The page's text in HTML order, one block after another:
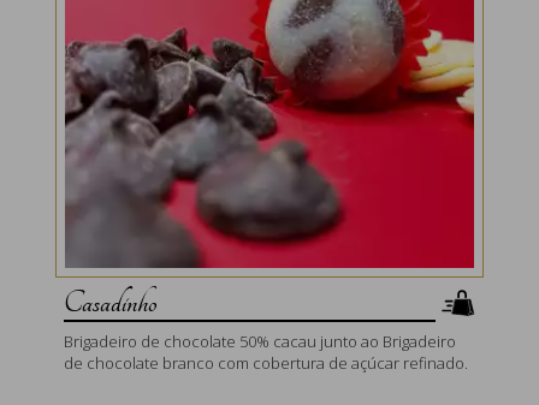
Casadinho
Brigadeiro de chocolate 50% cacau junto ao Brigadeiro
de chocolate branco com cobertura de açúcar refinado.